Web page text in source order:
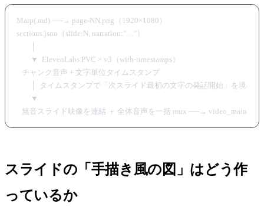
Marp(.md) ──→ page-NN.png（1920×1080）
sections.json（slide:N, narration:"…"）
        ▼  ElevenLabs PVC × v3（with-timestamps）
   チャンク音声 + 文字単位タイムスタンプ
│  タイムスタンプで「次スライド最初の文字の発話開始」を境界に
        ▼
スライドの「手描き風の図」はどう作
っているか